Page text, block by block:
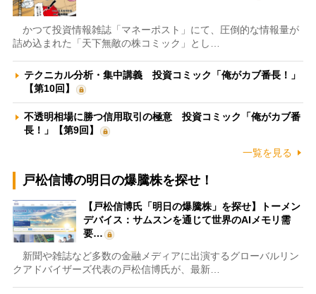
かつて投資情報雑誌「マネーポスト」にて、圧倒的な情報量が
詰め込まれた「天下無敵の株コミック」とし…
テクニカル分析・集中講義 投資コミック「俺がカブ番長！」
【第10回】
不透明相場に勝つ信用取引の極意 投資コミック「俺がカブ番
長！」【第9回】
一覧を見る
戸松信博の明日の爆騰株を探せ！
【戸松信博氏「明日の爆騰株」を探せ】トーメン
デバイス：サムスンを通じて世界のAIメモリ需
要…
新聞や雑誌など多数の金融メディアに出演するグローバルリン
クアドバイザーズ代表の戸松信博氏が、最新…